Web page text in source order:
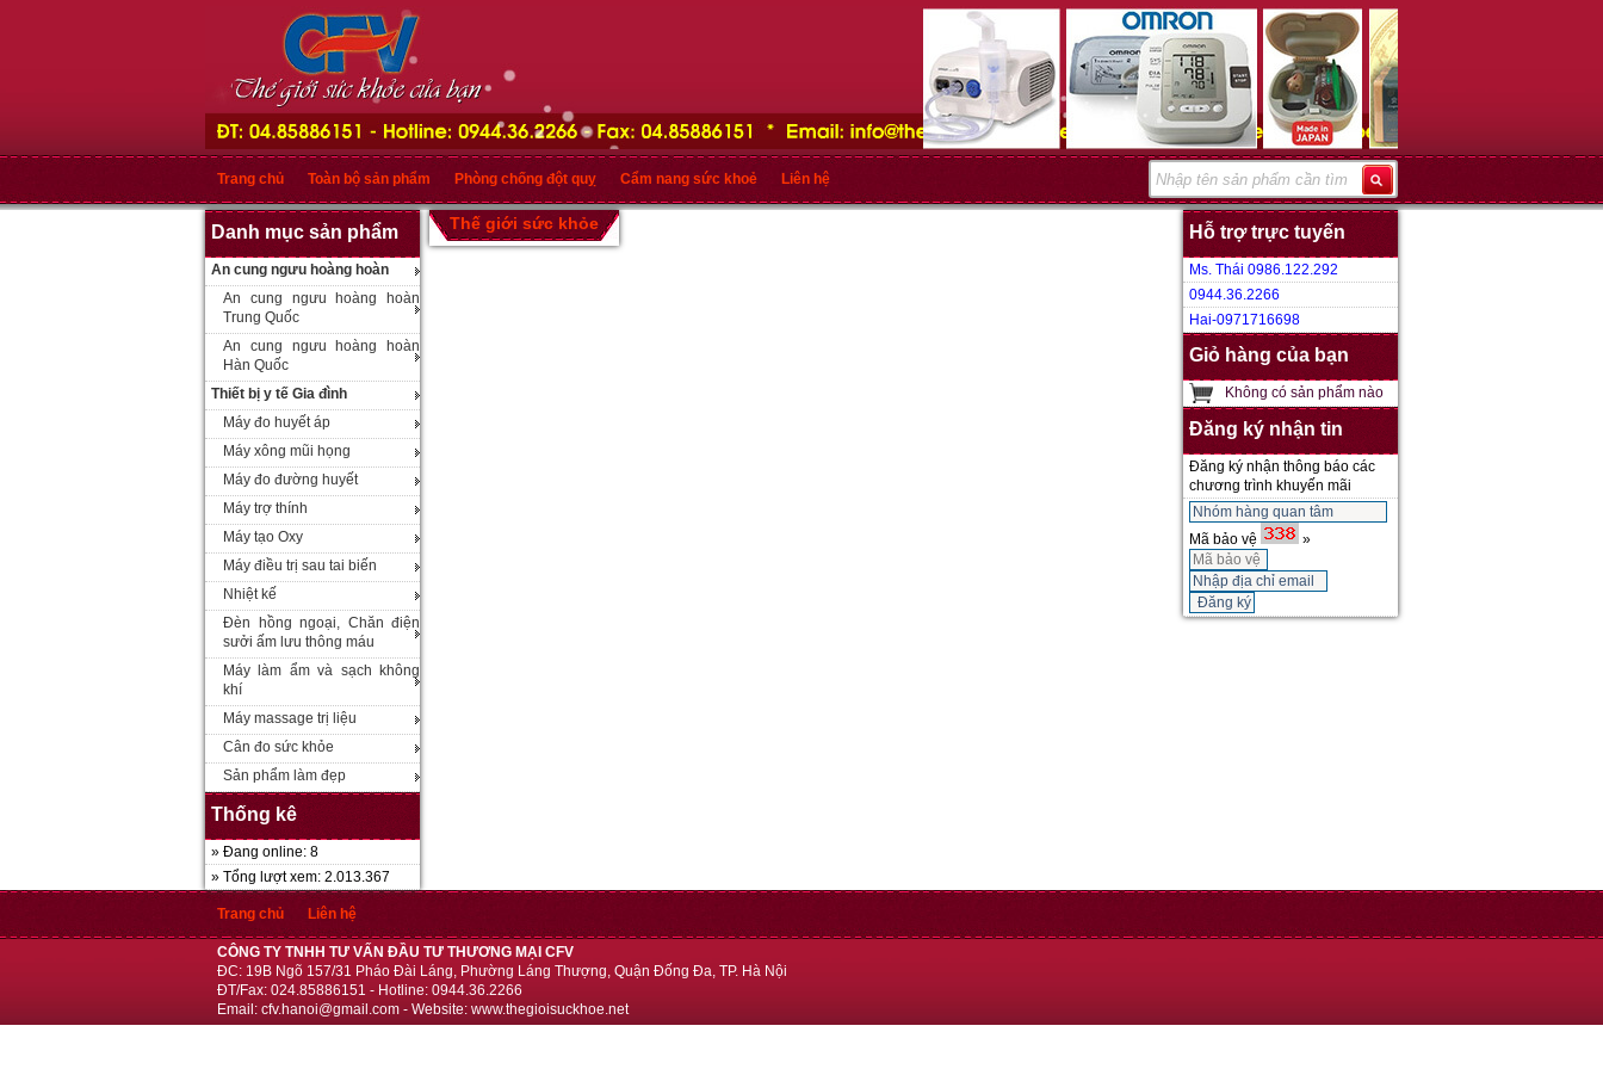
Trang chủ Toàn bộ sản phẩm Phòng chống đột quỵ Cẩm nang sức khoẻ Liên hệ
Danh mục sản phẩm
An cung ngưu hoàng hoàn
An cung ngưu hoàng hoàn
Trung Quốc
An cung ngưu hoàng hoàn
Hàn Quốc
Thiết bị y tế Gia đình
Máy đo huyết áp
Máy xông mũi họng
Máy đo đường huyết
Máy trợ thính
Máy tạo Oxy
Máy điều trị sau tai biến
Nhiệt kế
Đèn hồng ngoại, Chăn điện
sưởi ấm lưu thông máu
Máy làm ẩm và sạch không
khí
Máy massage trị liệu
Cân đo sức khỏe
Sản phẩm làm đẹp
Thống kê
» Đang online: 8
» Tổng lượt xem: 2.013.367
Thế giới sức khỏe Hỗ trợ trực tuyến
Ms. Thái 0986.122.292
0944.36.2266
Hai-0971716698
Giỏ hàng của bạn
Không có sản phẩm nào
Đăng ký nhận tin
Đăng ký nhận thông báo các
chương trình khuyến mãi
Mã bảo vệ »
Trang chủ Liên hệ
CÔNG TY TNHH TƯ VẤN ĐẦU TƯ THƯƠNG MẠI CFV
ĐC: 19B Ngõ 157/31 Pháo Đài Láng, Phường Láng Thượng, Quận Đống Đa, TP. Hà Nội
ĐT/Fax: 024.85886151 - Hotline: 0944.36.2266
Email: cfv.hanoi@gmail.com - Website: www.thegioisuckhoe.net